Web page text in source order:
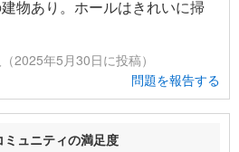
物あり。ホールはきれいに掃
2025年5月30日に投稿）
問題を報告する
ミュニティの満足度